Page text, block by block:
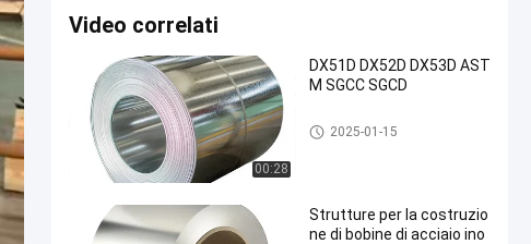
Video correlati
00:28
DX51D DX52D DX53D AST
M SGCC SGCD
Cori galvanizzati
2025-01-15
Strutture per la costruzio
ne di bobine di acciaio ino